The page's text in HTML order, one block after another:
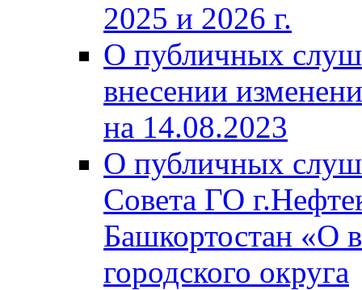
2025 и 2026 г.
О публичных
внесении
на 14.08.2023
О публичных
Совета ГО
Башкортостан «О
городского округа